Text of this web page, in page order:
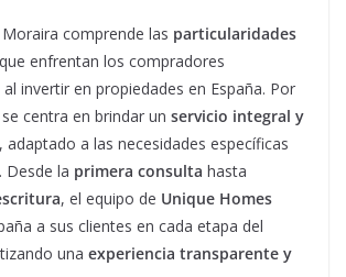
comprende las particularidades
que enfrentan los compradores
invertir en propiedades en España. Por
centra en brindar un servicio integral y
, adaptado a las necesidades específicas
Desde la primera consulta hasta
, el equipo de Unique Homes
a sus clientes en cada etapa del
una experiencia transparente y